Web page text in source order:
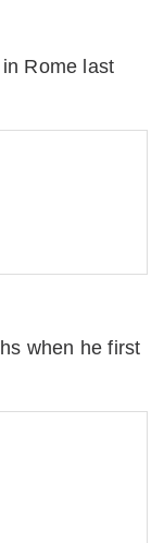
Rome last
when he first